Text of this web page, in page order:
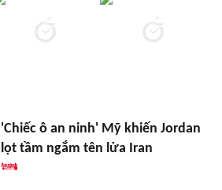
'Chiếc ô an ninh' Mỹ khiến Jordan
lọt tầm ngắm tên lửa Iran